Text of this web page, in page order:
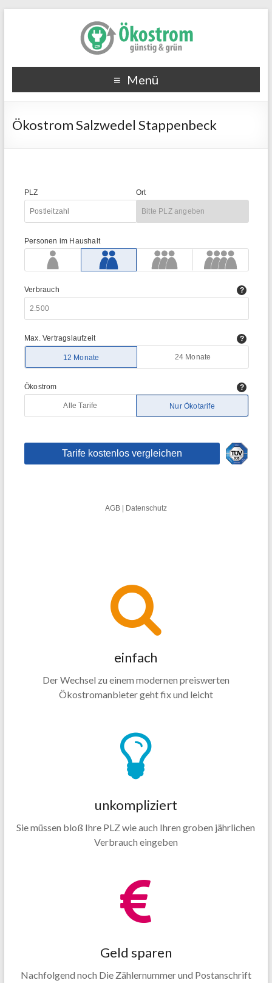
Menü
Ökostrom Salzwedel Stappenbeck
einfach
Der Wechsel zu einem modernen preiswerten
Ökostromanbieter geht fix und leicht
unkompliziert
Sie müssen bloß Ihre PLZ wie auch Ihren groben jährlichen
Verbrauch eingeben
Geld sparen
Nachfolgend noch Die Zählernummer und Postanschrift